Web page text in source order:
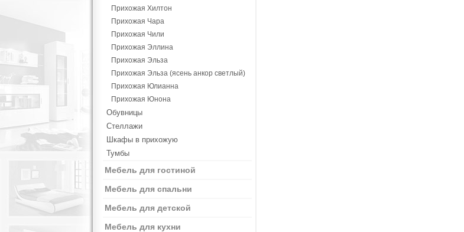
Прихожая Хилтон
Прихожая Чара
Прихожая Чили
Прихожая Эллина
Прихожая Эльза
Прихожая Эльза (ясень анкор светлый)
Прихожая Юлианна
Прихожая Юнона
Обувницы
Стеллажи
Шкафы в прихожую
Тумбы
Мебель для гостиной
Мебель для спальни
Мебель для детской
Мебель для кухни